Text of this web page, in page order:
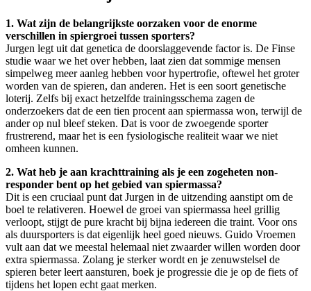
1. Wat zijn de belangrijkste oorzaken voor de enorme
verschillen in spiergroei tussen sporters?
Jurgen legt uit dat genetica de doorslaggevende factor is. De Finse
studie waar we het over hebben, laat zien dat sommige mensen
simpelweg meer aanleg hebben voor hypertrofie, oftewel het groter
worden van de spieren, dan anderen. Het is een soort genetische
loterij. Zelfs bij exact hetzelfde trainingsschema zagen de
onderzoekers dat de een tien procent aan spiermassa won, terwijl de
ander op nul bleef steken. Dat is voor de zwoegende sporter
frustrerend, maar het is een fysiologische realiteit waar we niet
omheen kunnen.
2. Wat heb je aan krachttraining als je een zogeheten non-
responder bent op het gebied van spiermassa?
Dit is een cruciaal punt dat Jurgen in de uitzending aanstipt om de
boel te relativeren. Hoewel de groei van spiermassa heel grillig
verloopt, stijgt de pure kracht bij bijna iedereen die traint. Voor ons
als duursporters is dat eigenlijk heel goed nieuws. Guido Vroemen
vult aan dat we meestal helemaal niet zwaarder willen worden door
extra spiermassa. Zolang je sterker wordt en je zenuwstelsel de
spieren beter leert aansturen, boek je progressie die je op de fiets of
tijdens het lopen echt gaat merken.